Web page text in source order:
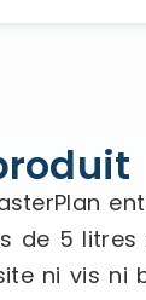
5 litres
ni vis ni